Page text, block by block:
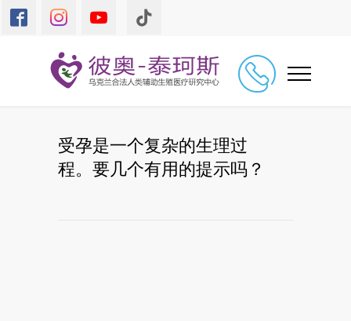
受孕是一个复杂的生理过
程。要几个有用的提示吗？